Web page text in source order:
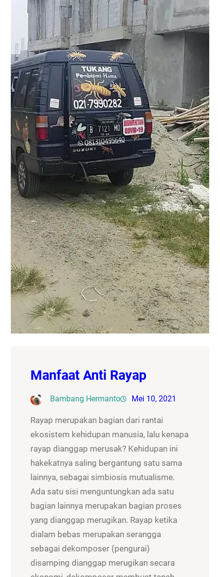
Manfaat Anti Rayap
Bambang Hermanto Mei 10, 2021
Rayap merupakan bagian dari rantai
ekosistem kehidupan manusia, lalu kenapa
rayap dianggap merusak? Kehidupan ini
hakekatnya saling bergantung satu sama
lainnya, sebagai simbiosis mutualisme.
Ada satu sisi menguntungkan ada satu
bagian lainnya merupakan bagian proses
yang dianggap merugikan. Rayap ketika
dialam bebas merupakan serangga
sebagai dekomposer (pengurai)
disamping dianggap merugikan secara